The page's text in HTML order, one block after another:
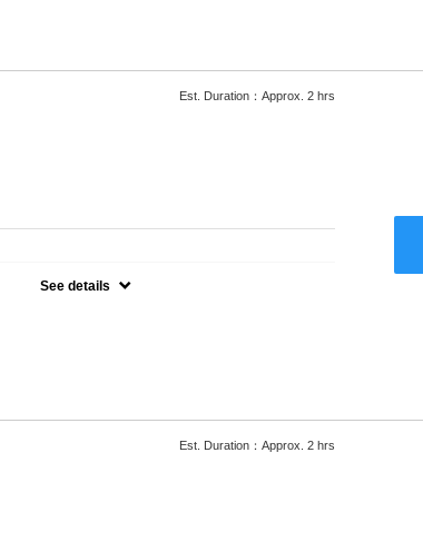
Est. Duration：Approx. 2 hrs
See details
Est. Duration：Approx. 2 hrs